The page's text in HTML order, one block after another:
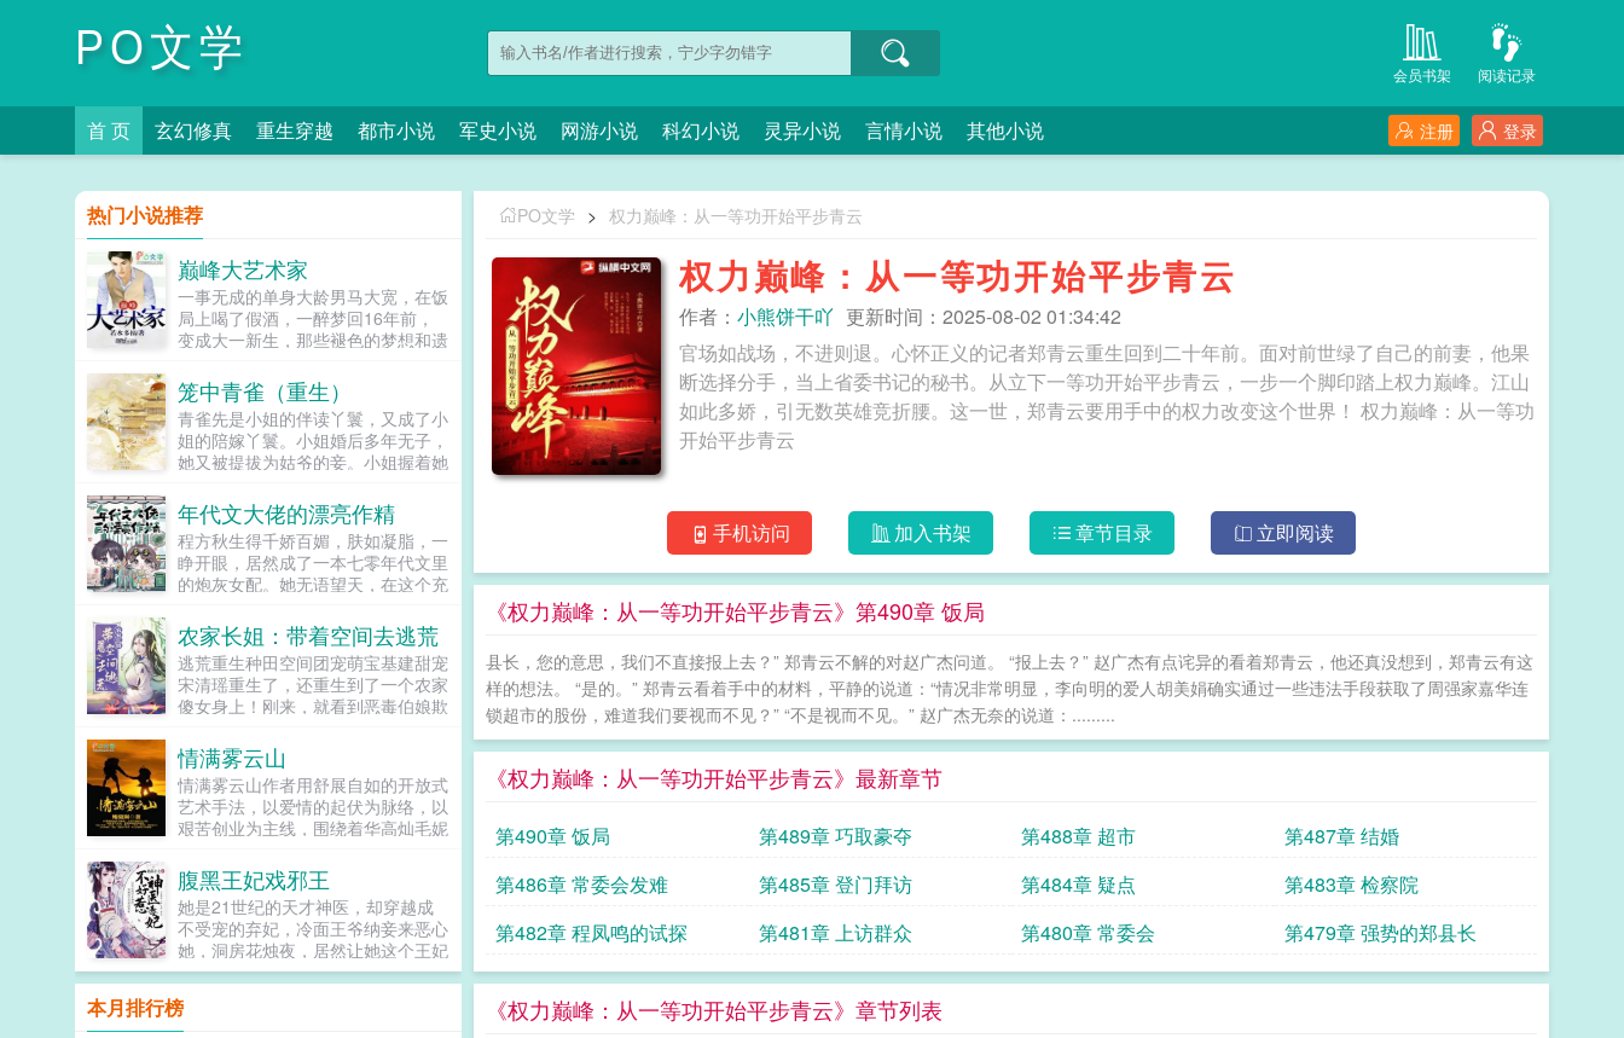
PO文学 阅读记录
会员书架
首 页 玄幻修真 重生穿越 都市小说 军史小说 网游小说 科幻小说 灵异小说 言情小说 其他小说 登录
注册
PO文学 > 权力巅峰：从一等功开始平步青云
权力巅峰：从一等功开始平步青云
作者： 小熊饼干吖 更新时间：2025-08-02 01:34:42
官场如战场，不进则退。心怀正义的记者郑青云重生回到二十年前。面对前世绿了自己的前妻，他果
断选择分手，当上省委书记的秘书。从立下一等功开始平步青云，一步一个脚印踏上权力巅峰。江山
如此多娇，引无数英雄竞折腰。这一世，郑青云要用手中的权力改变这个世界！ 权力巅峰：从一等功
开始平步青云
手机访问 加入书架 章节目录 立即阅读
《权力巅峰：从一等功开始平步青云》第490章 饭局
县长，您的意思，我们不直接报上去？” 郑青云不解的对赵广杰问道。 “报上去？” 赵广杰有点诧异的看着郑青云，他还真没想到，郑青云有这
样的想法。 “是的。” 郑青云看着手中的材料，平静的说道：“情况非常明显，李向明的爱人胡美娟确实通过一些违法手段获取了周强家嘉华连
锁超市的股份，难道我们要视而不见？” “不是视而不见。” 赵广杰无奈的说道：.........
《权力巅峰：从一等功开始平步青云》最新章节
第490章 饭局 第489章 巧取豪夺 第488章 超市
第487章 结婚
第486章 常委会发难
第485章 登门拜访 第484章 疑点
第483章 检察院
第482章 程凤鸣的试探
第481章 上访群众 第480章 常委会 第479章 强势的郑县长
《权力巅峰：从一等功开始平步青云》章节列表
热门小说推荐
巅峰大艺术家
一事无成的单身大龄男马大宽，在饭
局上喝了假酒，一醉梦回16年前，
变成大一新生，那些褪色的梦想和遗
家，做导演，收藏古玩字画，...
笼中青雀（重生）
青雀先是小姐的伴读丫鬟，又成了小
姐的陪嫁丫鬟。小姐婚后多年无子，
她又被提拔为姑爷的妾。小姐握着她
就是我的孩子，我必不会亏待了你。
青雀信了。她先后生下一女一儿，都
养在小姐膝下。姑爷步步高升，先做
尚书，又做丞相，她的一双儿女日渐
长大，女儿如花貌美，儿子才学过
可女儿被送去和番儿子被打断双腿的
冬天，她也以嫉妒盗窃两重罪名，死
在一个寒冷的夜。青雀死不瞑目。她
想问一问她的小姐，她从小相伴，一
目，为什么这样待她？为什么这样待
她的孩子们？重来一回，她已经是姑
爷的侍妾，肚里才怀上女儿。上一世
醉眼看她目不转睛的楚王，此生依旧
紧盯着她。摸着还未隆起的小腹，她
年代文大佬的漂亮作精
程方秋生得千娇百媚，肤如凝脂，一
睁开眼，居然成了一本七零年代文里
的炮灰女配。她无语望天，在这个充
着便宜老公的丰厚工资买买买，顺便
再好好享受宽肩窄腰，冷峻帅气...
农家长姐：带着空间去逃荒
逃荒重生种田空间团宠萌宝基建甜宠
宋清瑶重生了，还重生到了一个农家
傻女身上！刚来，就看到恶毒伯娘欺
了。刚解决了，就遇...
情满雾云山
情满雾云山作者用舒展自如的开放式
艺术手法，以爱情的起伏为脉络，以
艰苦创业为主线，围绕着华高灿毛妮
文彬梁仕达丁...
腹黑王妃戏邪王
她是21世纪的天才神医，却穿越成
不受宠的弃妃，冷面王爷纳妾来恶心
她，洞房花烛夜，居然让她这个王妃
去伺候，想羞辱她是吧？行啊！她拿
着几面旗子，对着床头摇旗呐...
本月排行榜